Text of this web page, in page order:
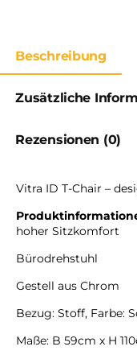
Beschreibung
Zusätzliche
Rezensionen (0)
Vitra ID T-Chair –
hoher Sitzkomfort
Bürodrehstuhl
Gestell aus Chrom
Bezug: Stoff, Farbe:
Maße: B 59cm x H